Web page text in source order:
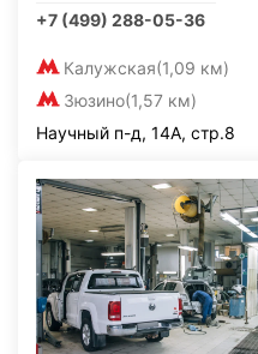
+7 (499) 288-05-36
Калужская(1,09 км)
Зюзино(1,57 км)
Научный п-д, 14А, стр.8